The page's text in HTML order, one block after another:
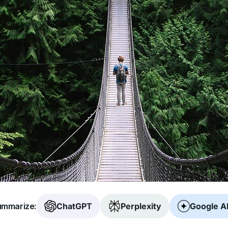
ChatGPT Perplexity Google